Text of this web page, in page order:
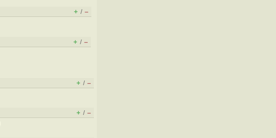
+ / –
+ / –
+ / –
+ / –